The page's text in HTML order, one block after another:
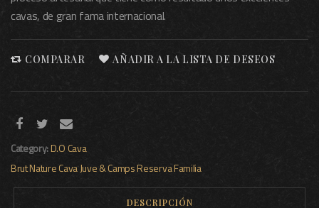
cavas, de gran fama internacional.
COMPARAR AÑADIR A LA LISTA DE DESEOS
Category:D.O Cava
Brut NatureCavaJuve & CampsReserva Familia
DESCRIPCIÓN